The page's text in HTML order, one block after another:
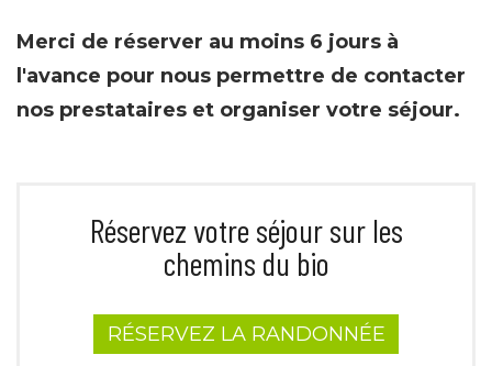
Merci de réserver au moins 6 jours à
l'avance pour nous permettre de contacter
nos prestataires et organiser votre séjour.
Réservez votre séjour sur les
chemins du bio
RÉSERVEZ LA RANDONNÉE